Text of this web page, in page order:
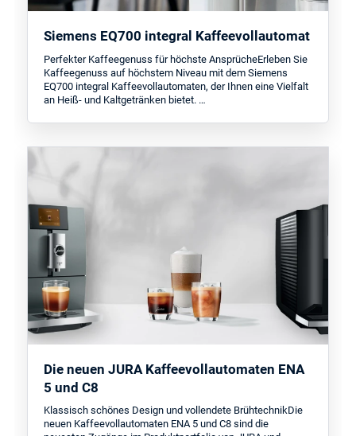
Siemens EQ700 integral Kaffeevollautomat
Perfekter Kaffeegenuss für höchste AnsprücheErleben Sie
Kaffeegenuss auf höchstem Niveau mit dem Siemens
EQ700 integral Kaffeevollautomaten, der Ihnen eine Vielfalt
an Heiß- und Kaltgetränken bietet. …
Die neuen JURA Kaffeevollautomaten ENA
5 und C8
Klassisch schönes Design und vollendete BrühtechnikDie
neuen Kaffeevollautomaten ENA 5 und C8 sind die